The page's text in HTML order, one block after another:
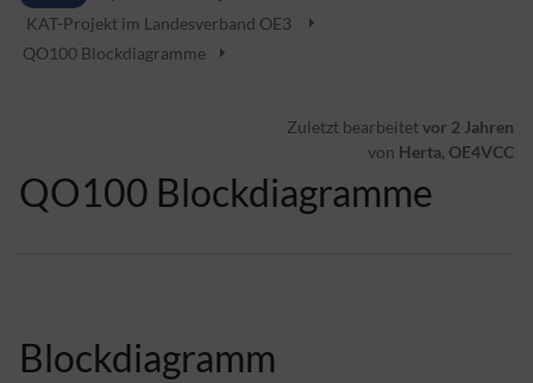
Zu den Seitenwerkzeugen
Zum Arbeitsbereich
KAT-Projekt im Landesverband OE3
QO100 Blockdiagramme
Zuletzt bearbeitetvor 2 Jahren
von Herta, OE4VCC
QO100 Blockdiagramme
Blockdiagramm